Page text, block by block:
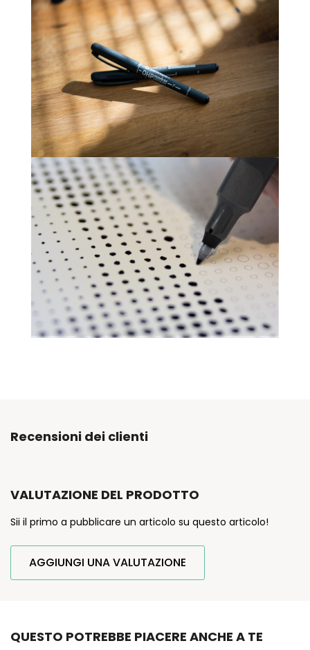
Recensioni dei clienti
VALUTAZIONE DEL PRODOTTO
Sii il primo a pubblicare un articolo su questo articolo!
AGGIUNGI UNA VALUTAZIONE
QUESTO POTREBBE PIACERE ANCHE A TE